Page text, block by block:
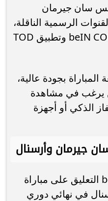
سان جيرمان
الرسمية الناقلة،
إضافة إلى خدمة beIN CONNECT وتطبيق TOD
بجودة عالية،
يرغب في مشاهدة
الذكي أو أجهزة
جيرمان وأرسنال
حددت شبكة beIN Sports التعليق على مباراة
في نهائي دوري